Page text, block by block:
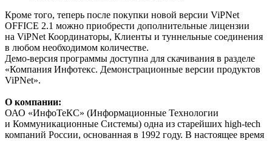
Кроме того, теперь после покупки новой версии ViPNet
OFFICE 2.1 можно приобрести дополнительные лицензии
на ViPNet Координаторы, Клиенты и туннельные соединения
в любом необходимом количестве.
Демо-версия программы доступна для скачивания в разделе
«Компания Инфотекс. Демонстрационные версии продуктов
ViPNet».
О компании:
ОАО «ИнфоТеКС» (Информационные Технологии
и Коммуникационные Системы) одна из старейших high-tech
компаний России, основанная в 1992 году. В настоящее время